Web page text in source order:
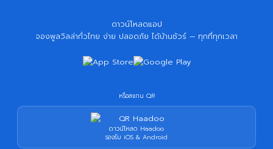
ดาวน์โหลดแอป
จองพูลวิลล่าทั่วไทย ง่าย ปลอดภัย ได้บ้านชัวร์ — ทุกที่ทุกเวลา
หรือสแกน QR
ดาวน์โหลด Haadoo
รองรับ iOS & Android